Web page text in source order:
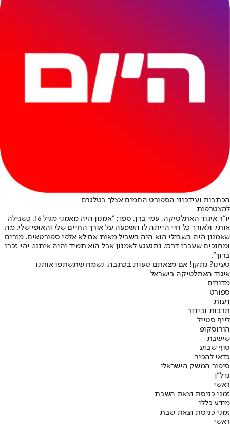
הכתבות ועידכוני הספורט החמים אצלך בטלגרם
להצטרפות
יו"ר איגוד האתלטיקה, עמי ברן, ספד: "אמנון היה מאמני מגיל 16, כשגילה
אותי, ולאורך כל חיי הייתה לו השפעה על אורך החיים שלי והאופי שלי. מה
שאמנון היה בשבילי הוא היה בשביל מאות אם לא אלפי ספורטאים, מורים
ומחנכים שעברו דרכו. נתגעגע לאמנון אבל הוא תמיד יהיה איתנו. יהי זכרו
ברוך".
טעינו? נתקן! אם מצאתם טעות בכתבה, נשמח שתשתפו אותנו
איגוד האתלטיקה בישראל
מדורים
ספורט
דעות
תרבות ובידור
לייף סטייל
הורוסקופ
שישבת
סוף שבוע
כדאי להכיר
סיפור המשק הישראלי
נדל"ן
ראשי
זמני כניסת וצאת השבת
מידע כללי
זמני כניסת וצאת שבת
ראשי